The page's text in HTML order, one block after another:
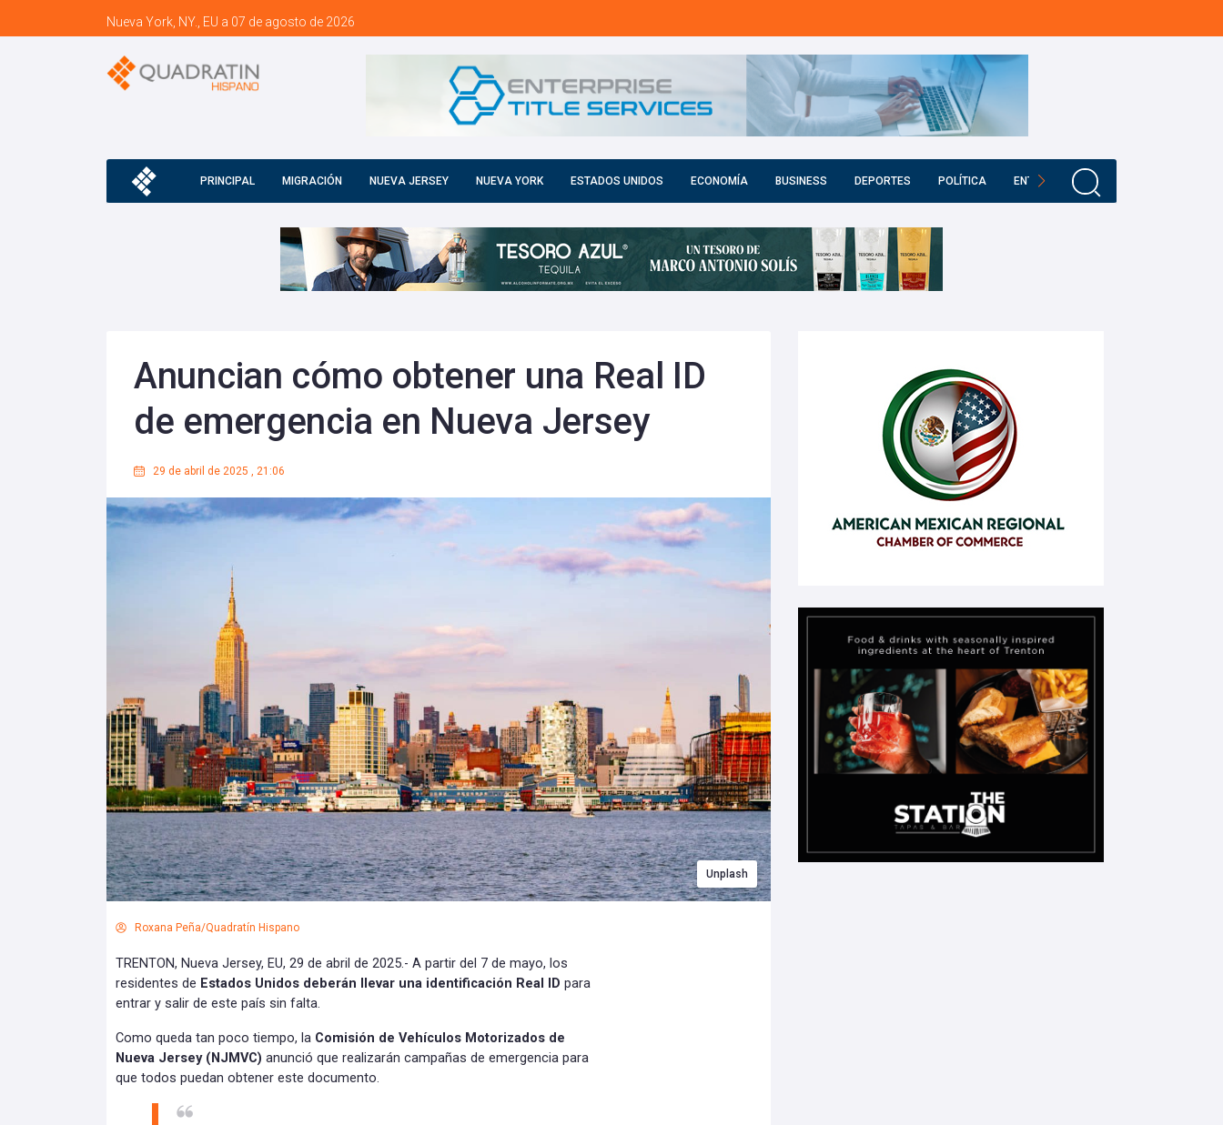
Nueva York, NY., EU a 07 de agosto de 2026
PRINCIPAL MIGRACIÓN NUEVA JERSEY NUEVA YORK ESTADOS UNIDOS ECONOMÍA BUSINESS DEPORTES POLÍTICA ENTRETENIMIENTO
Anuncian cómo obtener una Real ID
de emergencia en Nueva Jersey
29 de abril de 2025 , 21:06
Unplash
Roxana Peña/Quadratín Hispano
TRENTON, Nueva Jersey, EU, 29 de abril de 2025.- A partir del 7 de mayo, los
residentes de Estados Unidos deberán llevar una identificación Real ID para
entrar y salir de este país sin falta.
Como queda tan poco tiempo, la Comisión de Vehículos Motorizados de
Nueva Jersey (NJMVC) anunció que realizarán campañas de emergencia para
que todos puedan obtener este documento.